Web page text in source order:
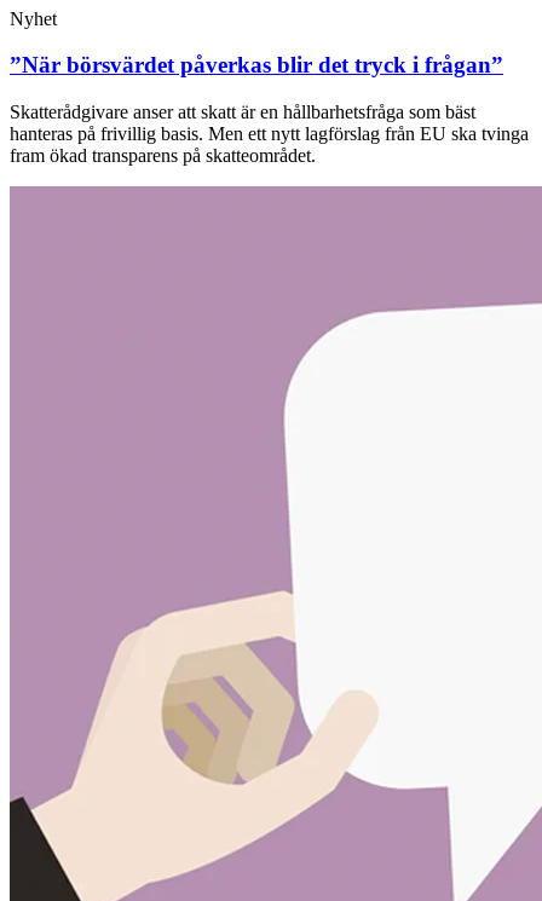
Nyhet
”När börsvärdet påverkas blir det tryck i frågan”
Skatterådgivare anser att skatt är en hållbarhetsfråga som bäst
hanteras på frivillig basis. Men ett nytt lagförslag från EU ska tvinga
fram ökad transparens på skatteområdet.